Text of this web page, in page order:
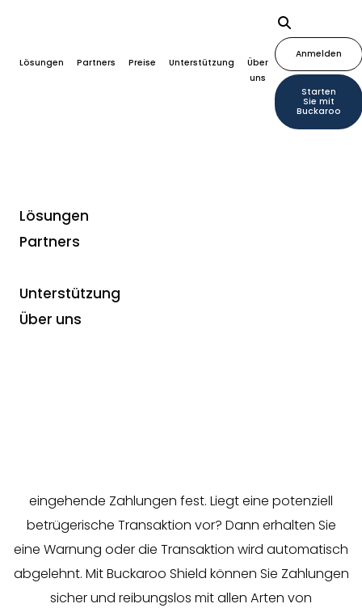
Lösungen Partners Preise Unterstützung
Über
uns
Anmelden
Starten
Sie mit
Buckaroo
Lösungen
Partners
Unterstützung
Über uns
Buckaroo Shield
Sicherer Zahlungseingang mit
der Komplettlösung zur
eingehende Zahlungen fest. Liegt eine potenziell
betrügerische Transaktion vor? Dann erhalten Sie
eine Warnung oder die Transaktion wird automatisch
abgelehnt. Mit Buckaroo Shield können Sie Zahlungen
sicher und reibungslos mit allen Arten von